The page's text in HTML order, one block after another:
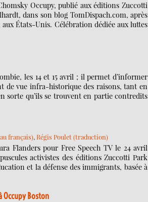
Occupy, publié aux éditions Zuccotti
dans son blog TomDispach.com, après
États-Unis. Célébration dédiée aux luttes
les 14 et 15 avril ; il permet d’informer
de vue infra-historique des raisons, tant en
sorte qu’ils se trouvent en partie contredits
français), Régis Poulet (traduction)
Flanders pour Free Speech TV le 24 avril
activistes des éditions Zuccotti Park
et la défense des immigrants, basée à
Occupy Boston